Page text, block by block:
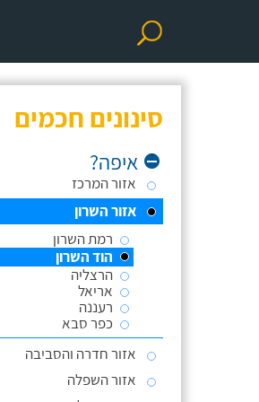
סינונים חכמים
איפה?
אזור המרכז
אזור השרון
רמת השרון
הוד השרון
הרצליה
אריאל
רעננה
כפר סבא
אזור חדרה והסביבה
אזור השפלה